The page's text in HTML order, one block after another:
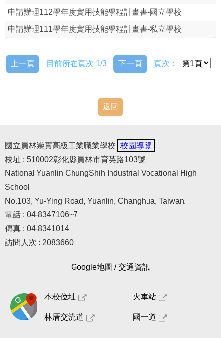
即測即評網
申請辦理112學年度實用技能學程計畫書-國立學校
申請辦理111學年度實用技能學程計畫書-私立學校
上一頁 目前所在頁次 1/3 下一頁 頁次：
返回
國立員林崇實高級工業職業學校
校園導覽
校址 : 510002彰化縣員林市育英路103號
National Yuanlin ChungShih Industrial Vocational High
School
No.103, Yu-Ying Road, Yuanlin, Changhua, Taiwan.
電話 : 04-8347106~7
傳真 : 04-8341014
訪問人次 : 2083660
Google地圖 / 交通資訊
本校位址 火車站
林厝交流道 國一道